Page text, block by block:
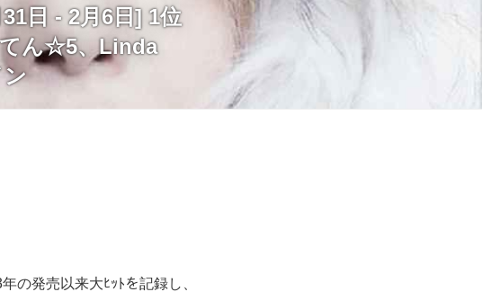
日 - 2月6日] 1位
てん☆5、Linda
の発売以来大ﾋｯﾄを記録し、